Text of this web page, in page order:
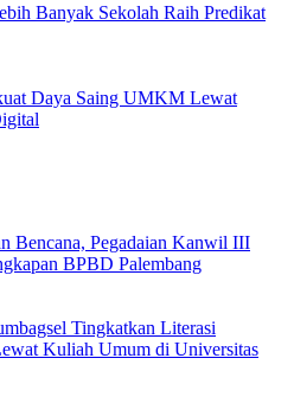
Banyak Sekolah Raih Predikat
Daya Saing UMKM Lewat
Bencana, Pegadaian Kanwil III
BPBD Palembang
Tingkatkan Literasi
Kuliah Umum di Universitas